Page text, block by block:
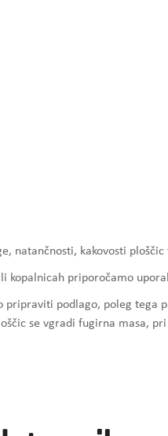
natančnosti, kakovosti
kopalnicah priporočamo
pripraviti podlago, poleg tega
se vgradi fugirna masa,